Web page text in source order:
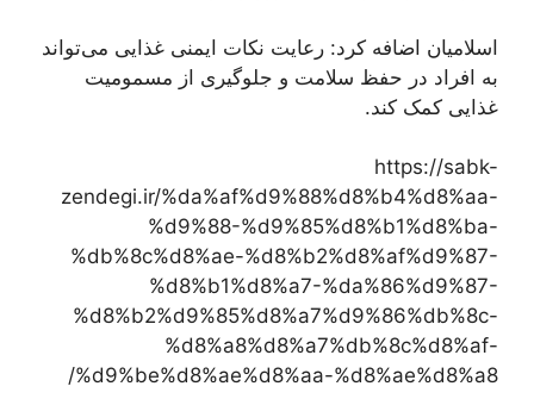
اسلامیان اضافه کرد: رعایت نکات ایمنی غذایی می‌تواند
به افراد در حفظ سلامت و جلوگیری از مسمومیت
غذایی کمک کند.
https://sabk-
zendegi.ir/%da%af%d9%88%d8%b4%d8%aa-
%d9%88-%d9%85%d8%b1%d8%ba-
%db%8c%d8%ae-%d8%b2%d8%af%d9%87-
%d8%b1%d8%a7-%da%86%d9%87-
%d8%b2%d9%85%d8%a7%d9%86%db%8c-
%d8%a8%d8%a7%db%8c%d8%af-
%d9%be%d8%ae%d8%aa-%d8%ae%d8%a8/